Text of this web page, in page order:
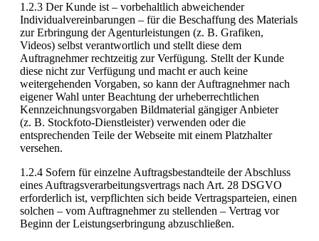
1.2.3 Der Kunde ist – vorbehaltlich abweichender
Individualvereinbarungen – für die Beschaffung des Materials
zur Erbringung der Agenturleistungen (z. B. Grafiken,
Videos) selbst verantwortlich und stellt diese dem
Auftragnehmer rechtzeitig zur Verfügung. Stellt der Kunde
diese nicht zur Verfügung und macht er auch keine
weitergehenden Vorgaben, so kann der Auftragnehmer nach
eigener Wahl unter Beachtung der urheberrechtlichen
Kennzeichnungsvorgaben Bildmaterial gängiger Anbieter
(z. B. Stockfoto-Dienstleister) verwenden oder die
entsprechenden Teile der Webseite mit einem Platzhalter
versehen.
1.2.4 Sofern für einzelne Auftragsbestandteile der Abschluss
eines Auftragsverarbeitungsvertrags nach Art. 28 DSGVO
erforderlich ist, verpflichten sich beide Vertragsparteien, einen
solchen – vom Auftragnehmer zu stellenden – Vertrag vor
Beginn der Leistungserbringung abzuschließen.